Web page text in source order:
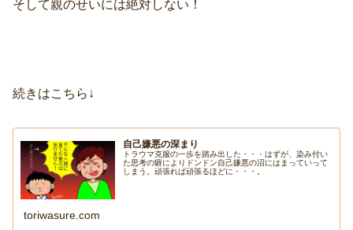
そして親のせいには絶対しない！
続きはこちら↓
自己嫌悪の深まり
トラウマ克服の一歩を踏み出した・・・はずが、染み付い
た思考の癖によりドンドン自己嫌悪の沼にはまっていって
しまう。頑張れば頑張るほどに・・・。
toriwasure.com